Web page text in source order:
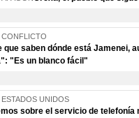
CONFLICTO
que saben dónde está Jamenei,
"Es un blanco fácil"
ESTADOS UNIDOS
sobre el servicio de telefonía